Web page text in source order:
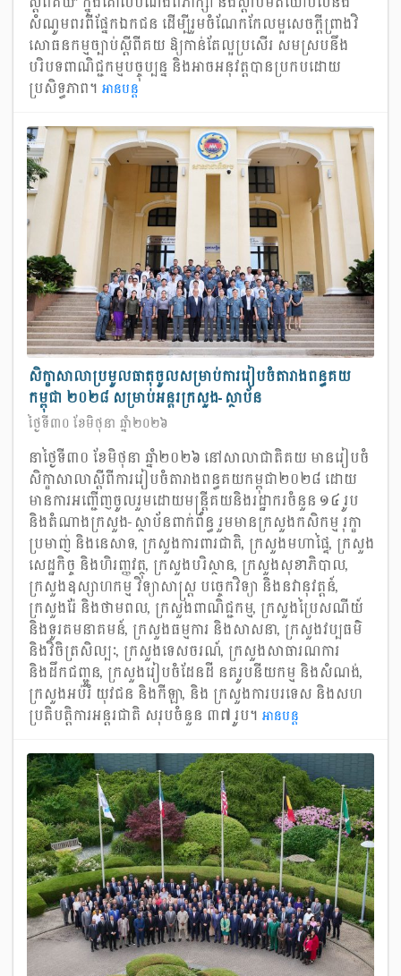
សំណូមពរពីផ្នែកឯកជន ដើម្បីរួមចំណែកកែលម្អសេចក្តីព្រាងវិ
សោធនកម្មច្បាប់ស្តីពីគយ ឱ្យកាន់តែល្អប្រសើរ សមស្របនឹង
បរិបទពាណិជ្ជកម្មបច្ចុប្បន្ន និងអាចអនុវត្តបានប្រកបដោយ
ប្រសិទ្ធភាព។ អាន​បន្ត
សិក្ខាសាលាប្រមូលធាតុចូលសម្រាប់ការរៀបចំតារាងពន្ធគយ
កម្ពុជា ២០២៨ សម្រាប់អន្តរក្រសួង-ស្ថាប័ន
ថ្ងៃទី៣០ ខែមិថុនា ឆ្នាំ២០២៦
នាថ្ងៃទី៣០ ខែមិថុនា ឆ្នាំ២០២៦ នៅសាលាជាតិគយ មានរៀបចំ
សិក្ខាសាលាស្តីពីការរៀបចំតារាងពន្ធគយកម្ពុជា២០២៨ ដោយ
មានការអញ្ជើញចូលរួមដោយមន្ត្រីគយនិងរដ្ឋាករចំនួន ១៤ រូប
និងតំណាងក្រសួង-ស្ថាប័នពាក់ព័ន្ធ រួមមានក្រសួងកសិកម្ម រុក្ខា
ប្រមាញ់ និងនេសាទ, ក្រសួងការពារជាតិ, ក្រសួងមហាផ្ទៃ, ក្រសួង
សេដ្ឋកិច្ច និងហិរញ្ញវត្ថុ, ក្រសួងបរិស្ថាន, ក្រសួងសុខាភិបាល,
ក្រសួងឧស្សាហកម្ម វិទ្យាសាស្រ្ដ បច្ចេកវិទ្យា និងនវានុវត្តន៍,
ក្រសួងរ៉ែ និងថាមពល, ក្រសួងពាណិជ្ជកម្ម, ក្រសួងប្រៃសណីយ៍
និងទូរគមនាគមន៍, ក្រសួងធម្មការ និងសាសនា, ក្រសួងវប្បធម៌
និងវិចិត្រសិល្បៈ, ក្រសួងទេសចរណ៍, ក្រសួងសាធារណការ
និងដឹកជញ្ជូន, ក្រសួងរៀបចំដែនដី នគរូបនីយកម្ម និងសំណង់,
ក្រសួងអប់រំ យុវជន និងកីឡា, និង ក្រសួងការបរទេស និងសហ
ប្រតិបត្តិការអន្តរជាតិ សរុបចំនួន ៣៧ រូប។ អាន​បន្ត